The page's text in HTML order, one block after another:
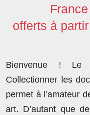
offerts à
Bienvenue ! Le
Collectionner les
permet à l’amateur
art. D’autant que